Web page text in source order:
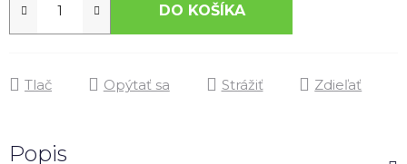
DO KOŠÍKA
Tlač Opýtať sa Strážiť Zdieľať
Popis